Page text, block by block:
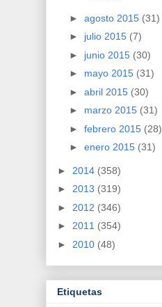
► agosto 2015 (31)
► julio 2015 (7)
► junio 2015 (30)
► mayo 2015 (31)
► abril 2015 (30)
► marzo 2015 (31)
► febrero 2015 (28)
► enero 2015 (31)
► 2014 (358)
► 2013 (319)
► 2012 (346)
► 2011 (354)
► 2010 (48)
Etiquetas